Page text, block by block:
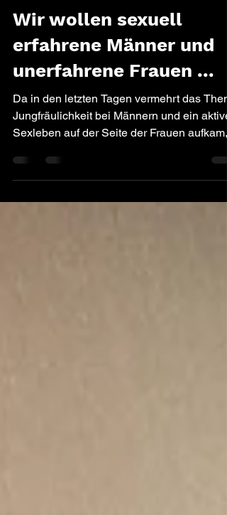
13. Aug. 2019
3 Min. Lesezeit
Wir wollen sexuell
erfahrene Männer und
unerfahrene Frauen ...
Da in den letzten Tagen vermehrt das
Jungfräulichkeit bei Männern und ein
Sexleben auf der Seite der Frauen aufkam,